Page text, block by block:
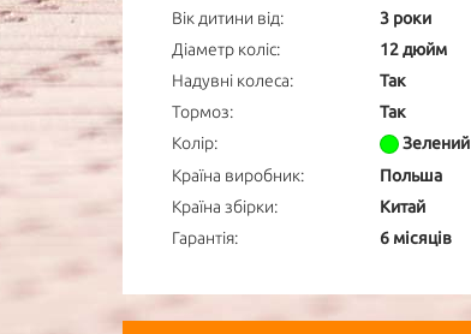
Вік дитини від:
3 роки
Діаметр коліс:
12 дюйм
Надувні колеса:
Так
Тормоз:
Так
Колір:
Зелений
Країна виробник:
Польша
Країна збірки:
Китай
Гарантія:
6 місяців